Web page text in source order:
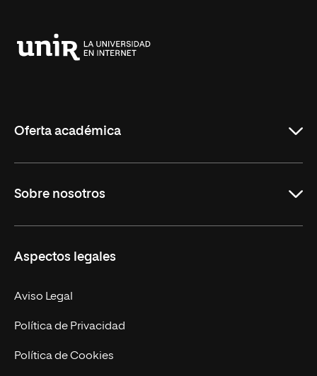
Oferta académica
Másteres Oficiales
Doctorados
Experto Universitario
Postgrados
Cursos Universitarios
Sobre nosotros
Facultades
Nuestro Equipo
Trabaja en UNIR
Actualidad
Aspectos legales
Aviso Legal
Política de Privacidad
Política de Cookies